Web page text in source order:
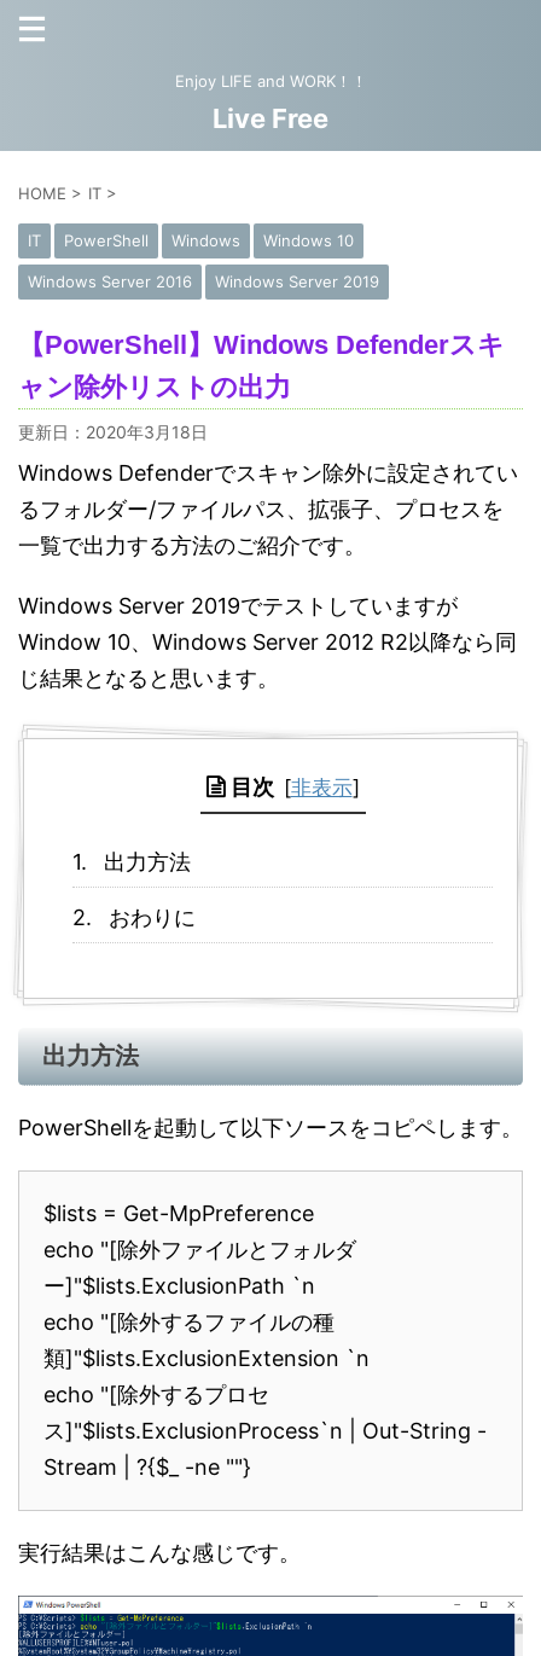
Enjoy LIFE and WORK！！
Live Free
HOME > IT >
IT PowerShell Windows Windows 10
Windows Server 2016 Windows Server 2019
【PowerShell】Windows Defenderスキ
ャン除外リストの出力
更新日： 2020年3月18日
Windows Defenderでスキャン除外に設定されてい
るフォルダー/ファイルパス、拡張子、プロセスを
一覧で出力する方法のご紹介です。
Windows Server 2019でテストしていますが
Window 10、Windows Server 2012 R2以降なら同
じ結果となると思います。
目次 [非表示]
出力方法
おわりに
出力方法
PowerShellを起動して以下ソースをコピペします。
$lists = Get-MpPreference
echo "[除外ファイルとフォルダ
ー]"$lists.ExclusionPath `n
echo "[除外するファイルの種
類]"$lists.ExclusionExtension `n
echo "[除外するプロセ
ス]"$lists.ExclusionProcess`n | Out-String -
Stream | ?{$_ -ne ""}
実行結果はこんな感じです。